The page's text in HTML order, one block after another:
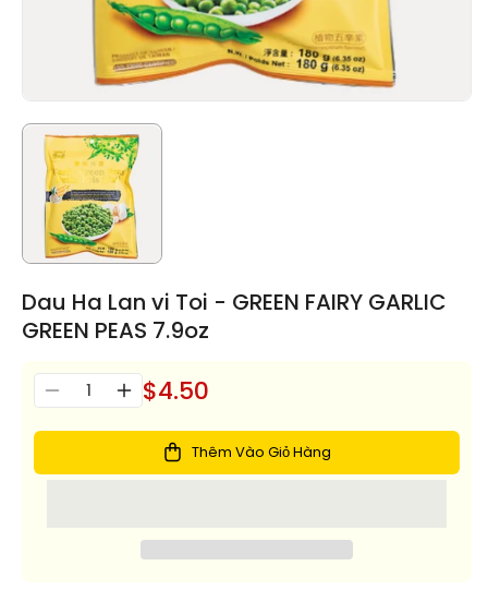
Dau Ha Lan vi Toi - GREEN FAIRY GARLIC
GREEN PEAS 7.9oz
Giảm
Số
Tăng
lượng
Lan
$4.50
Thêm Vào Giỏ Hàng